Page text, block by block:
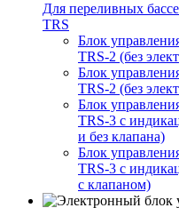
Для переливных
TRS
Блок
TRS-2 (без
Блок
TRS-2 (без
Блок
TRS-3 с
и без клапана)
Блок
TRS-3 с
с клапаном)